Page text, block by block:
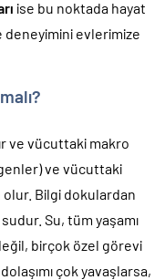
ise bu noktada hayat
deneyimini evlerimize
ve vücuttaki makro
ve vücuttaki
olur. Bilgi dokulardan
Su, tüm yaşamı
birçok özel görevi
çok yavaşlarsa,